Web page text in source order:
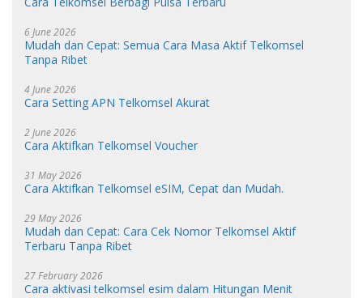
6 June 2026
Mudah dan Cepat: Semua Cara Masa Aktif Telkomsel
Tanpa Ribet
4 June 2026
Cara Setting APN Telkomsel Akurat
2 June 2026
Cara Aktifkan Telkomsel Voucher
31 May 2026
Cara Aktifkan Telkomsel eSIM, Cepat dan Mudah.
29 May 2026
Mudah dan Cepat: Cara Cek Nomor Telkomsel Aktif
Terbaru Tanpa Ribet
27 February 2026
Cara aktivasi telkomsel esim dalam Hitungan Menit